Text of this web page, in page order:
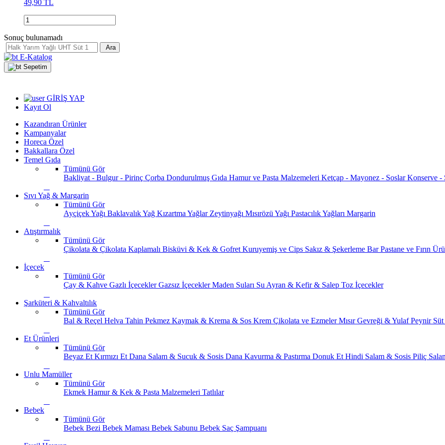
49,90 TL
Sonuç bulunamadı
Ara
E-Katalog
Sepetim
GİRİŞ YAP
Kayıt Ol
Kazandıran Ürünler
Kampanyalar
Horeca Özel
Bakkallara Özel
Temel Gıda
Tümünü Gör
Bakliyat - Bulgur - Pirinç Çorba Dondurulmuş Gıda Hamur ve Pasta Malzemeleri Ketçap - Mayonez - SoslarKonserve -
Sıvı Yağ & Margarin
Tümünü Gör
Ayçiçek Yağı Baklavalık Yağ Kızartma Yağlar Zeytinyağı Mısırözü Yağı Pastacılık Yağları Margarin
Atıştırmalık
Tümünü Gör
Çikolata & Çikolata Kaplamalı Bisküvi & Kek & Gofret Kuruyemiş ve Cips Sakız & Şekerleme BarPastane ve Fırın
İçecek
Tümünü Gör
Çay & Kahve Gazlı İçeceklerGazsız İçeceklerMaden Suları Su Ayran & Kefir & Salep Toz İçecekler
Şarküteri & Kahvaltılık
Tümünü Gör
Bal & Reçel Helva Tahin Pekmez Kaymak & Krema & Sos Krem Çikolata ve EzmelerMısır Gevreği & YulafPeynir
Et Ürünleri
Tümünü Gör
Beyaz Et Kırmızı Et Dana Salam & Sucuk & Sosis Dana Kavurma & Pastırma Donuk Et Hindi Salam & Sosis Piliç
Unlu Mamüller
Tümünü Gör
Ekmek Hamur & Kek & Pasta Malzemeleri Tatlılar
Bebek
Tümünü Gör
Bebek Bezi Bebek Maması Bebek Sabunu Bebek Saç Şampuanı